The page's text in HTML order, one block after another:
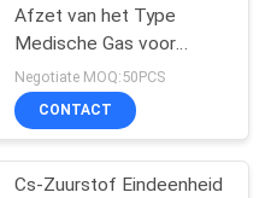
met
Afzet van het Type
Medische Gas voor
400Kpa-Luchtdienst
Negotiate MOQ:50PCS
CONTACT
Cs-Zuurstof Eindeenheid